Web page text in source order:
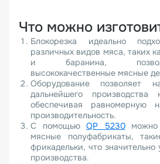
Что можно
Блокорезка идеально
различных видов мяса, таких
и баранина,
высококачественные мясные
Оборудование позволяет
дальнейшего
обеспечивая равномерную
производительность.
С помощью QP 5230можно
мясные полуфабрикаты,
фрикадельки, что значительно
производства.